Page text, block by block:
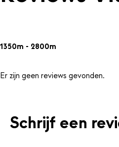
1350m - 2800m
Er zijn geen reviews gevonden.
Schrijf een